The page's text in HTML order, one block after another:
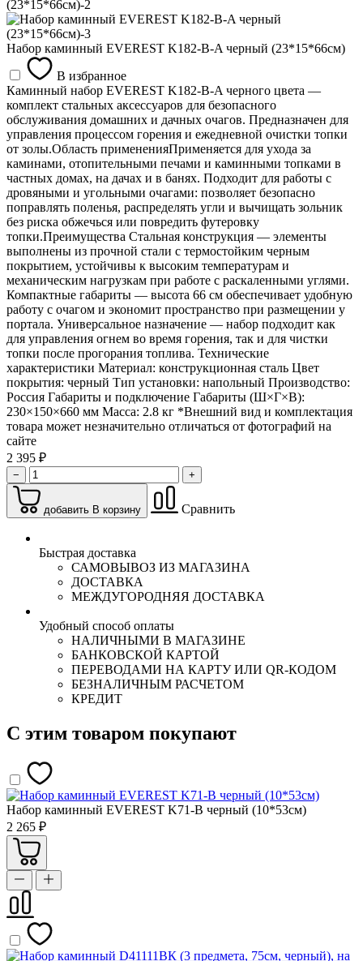
Набор каминный EVEREST K182-B-A черный (23*15*66см)
В избранное
Каминный набор EVEREST K182-B-A черного цвета —
комплект стальных аксессуаров для безопасного
обслуживания домашних и дачных очагов. Предназначен для
управления процессом горения и ежедневной очистки топки
от золы.Область примененияПрименяется для ухода за
каминами, отопительными печами и каминными топками в
частных домах, на дачах и в банях. Подходит для работы с
дровяными и угольными очагами: позволяет безопасно
поправлять поленья, распределять угли и вычищать зольник
без риска обжечься или повредить футеровку
топки.Преимущества Стальная конструкция — элементы
выполнены из прочной стали с термостойким черным
покрытием, устойчивы к высоким температурам и
механическим нагрузкам при работе с раскаленными углями.
Компактные габариты — высота 66 см обеспечивает удобную
работу с очагом и экономит пространство при размещении у
портала. Универсальное назначение — набор подходит как
для управления огнем во время горения, так и для чистки
топки после прогорания топлива. Технические
характеристики Материал: конструкционная сталь Цвет
покрытия: черный Тип установки: напольный Производство:
Россия Габариты и подключение Габариты (Ш×Г×В):
230×150×660 мм Масса: 2.8 кг *Внешний вид и комплектация
товара может незначительно отличаться от фотографий на
сайте
2 395 ₽
− +
добавить В корзину Сравнить
Быстрая доставка
САМОВЫВОЗ ИЗ МАГАЗИНА
ДОСТАВКА
МЕЖДУГОРОДНЯЯ ДОСТАВКА
Удобный способ оплаты
НАЛИЧНЫМИ В МАГАЗИНЕ
БАНКОВСКОЙ КАРТОЙ
ПЕРЕВОДАМИ НА КАРТУ ИЛИ QR-КОДОМ
БЕЗНАЛИЧНЫМ РАСЧЕТОМ
КРЕДИТ
С этим товаром покупают
Набор каминный EVEREST K71-B черный (10*53см)
2 265 ₽